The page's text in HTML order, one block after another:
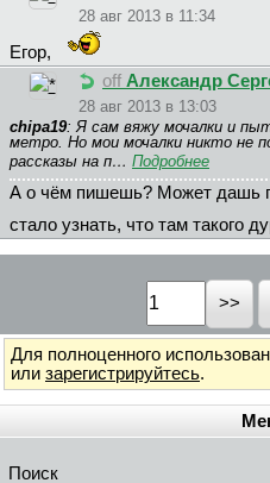
28 авг 2013 в 11:34
Егор,
off Александр
28 авг 2013 в 13:03
chipa19: Я сам вяжу мочалки и
метро. Но мои мочалки никто не
рассказы на п… Подробнее
А о чём пишешь? Может дашь
стало узнать, что там такого
Для полноценного
или зарегистрируйтесь.
Поиск